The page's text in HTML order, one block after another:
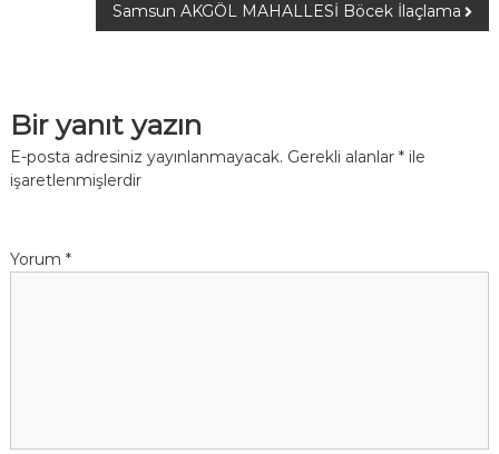
Samsun AKGÖL MAHALLESİ Böcek İlaçlama
Bir yanıt yazın
E-posta adresiniz yayınlanmayacak. Gerekli alanlar *ile
işaretlenmişlerdir
Yorum *